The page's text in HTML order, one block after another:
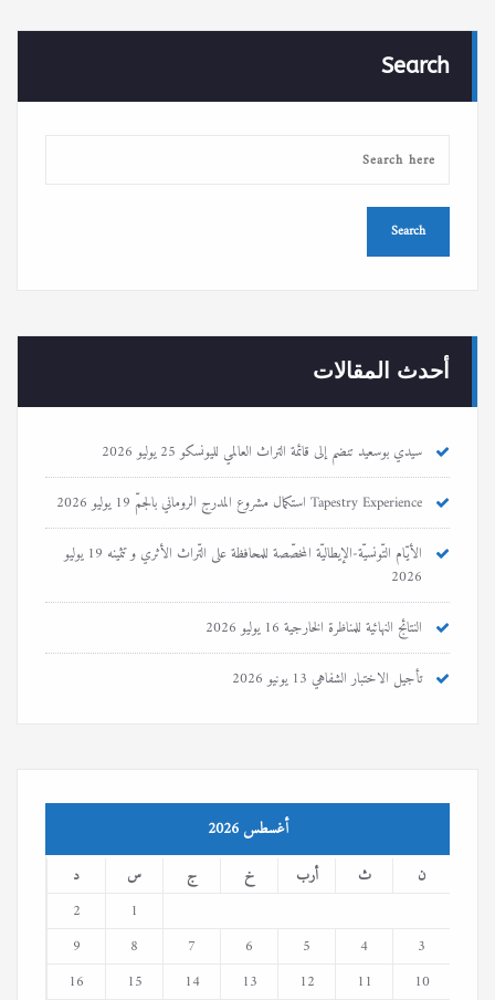
Search
أحدث المقالات
سيدي بوسعيد تنضم إلى قائمة التراث العالمي لليونسكو25 يوليو 2026
Tapestry Experience استكمال مشروع المدرج الروماني بالجمّ
19 يوليو 2026
الأيّام التّونسيّة-الإيطاليّة المخصّصة للمحافظة على التّراث الأثري و تثمينه
19 يوليو
2026
النتائج النهائية للمناظرة الخارجية16 يوليو 2026
تأجيل الاختبار الشفاهي13 يونيو 2026
أغسطس 2026
ن ث أرب خ ج س
د
1
2
3
4
5
6
7
8
9
10
11
12
13
14
15
16